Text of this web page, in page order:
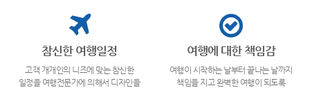
참신한 여행일정
고객 개개인의 니즈에 맞는 참신한
일정을 여행전문가에 의해서 디자인을
여행에 대한 책임감
여행이 시작하는 날부터 끝나는 날까지
책임을 지고 완벽한 여행이 되도록